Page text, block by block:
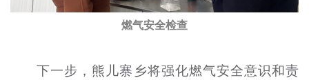
燃气安全检查
下一步，熊儿寨乡将强化燃气安全意识和责